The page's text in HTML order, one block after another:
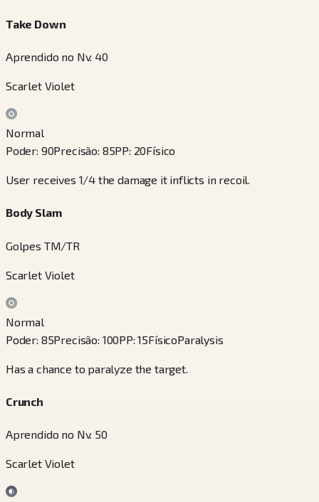
Take Down
Aprendido no Nv. 40
Scarlet Violet
Normal
Poder: 90Precisão: 85PP: 20Físico
User receives 1/4 the damage it inflicts in recoil.
Body Slam
Golpes TM/TR
Scarlet Violet
Normal
Poder: 85Precisão: 100PP:15FísicoParalysis
Has a chance to paralyze the target.
Crunch
Aprendido no Nv. 50
Scarlet Violet